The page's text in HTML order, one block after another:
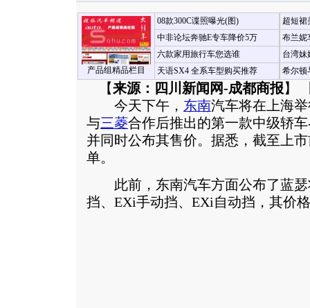
产品组精品栏目
08款300C谍照曝光(图)
中非论坛奔驰E专车降价5万
六款家用旅行车您选谁
天语SX4 全系车型购买推荐
超短裙
布兰妮
台湾妹
希尔顿
【来源：四川新闻网-成都商报 】
今天下午， 东南汽车将在上海
与三菱合作后推出的第一款中级轿
并同时公布其售价。据悉，截至上
单。
此前，东南汽车方面公布了蓝瑟
挡、EXi手动挡、EXi自动挡，其价